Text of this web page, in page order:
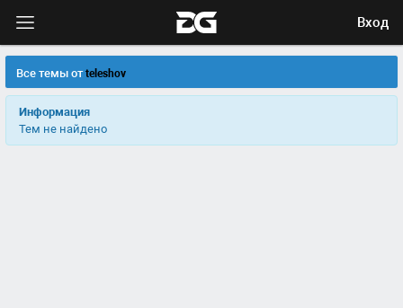
Вход
Все темы отteleshov
Информация
Тем не найдено